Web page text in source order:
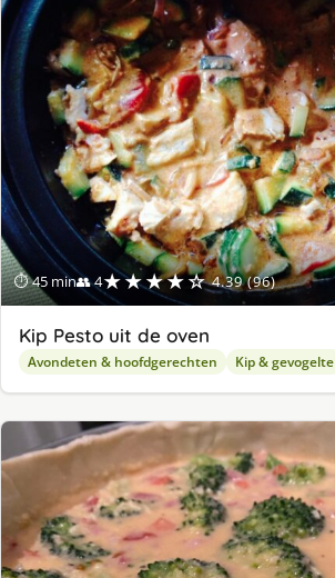
⏱ 45 min👥 4★★★★☆ 4.39 (96)
Kip Pesto uit de oven
Avondeten & hoofdgerechten Kip & gevogelte